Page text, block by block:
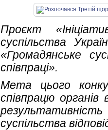
Проєкт
суспільства
«Громадянське
співпраці».
Мета цього
співпрацю
суспільства